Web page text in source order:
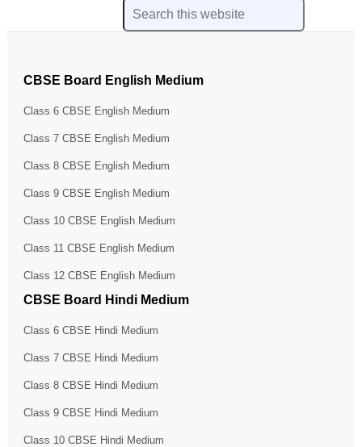
CBSE Board English Medium
Class 6 CBSE English Medium
Class 7 CBSE English Medium
Class 8 CBSE English Medium
Class 9 CBSE English Medium
Class 10 CBSE English Medium
Class 11 CBSE English Medium
Class 12 CBSE English Medium
CBSE Board Hindi Medium
Class 6 CBSE Hindi Medium
Class 7 CBSE Hindi Medium
Class 8 CBSE Hindi Medium
Class 9 CBSE Hindi Medium
Class 10 CBSE Hindi Medium